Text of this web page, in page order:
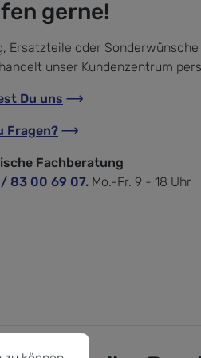
gerne!
Ersatzteile oder
unser Kundenzentrum
Du uns
Fragen?
Fachberatung
83 00 69 07. Mo.-Fr. 9 - 18 Uhr
Mehr Informationen ...